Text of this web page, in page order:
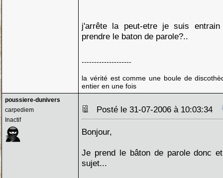
j'arrête la peut-etre je suis
prendre le baton de parole?..
--------------------
la vérité est comme une boule de
entier en une fois
poussiere-dunivers
carpediem
Inactif
Posté le 31-07-2006 à 10:03:34
Bonjour,
Je prend le bâton de parole donc
sujet...